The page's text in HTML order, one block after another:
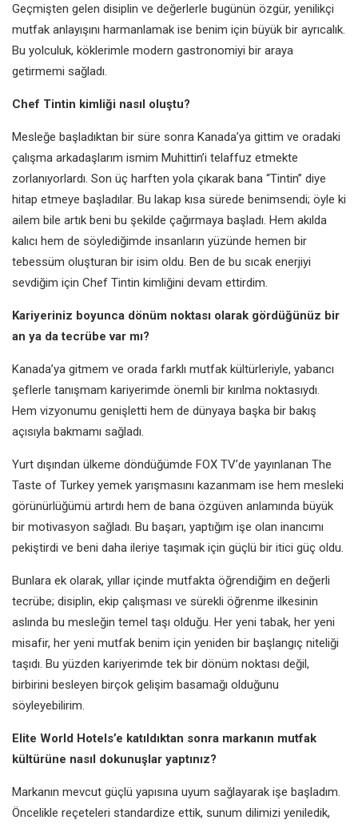
Geçmişten gelen disiplin ve değerlerle bugünün özgür, yenilikçi
mutfak anlayışını harmanlamak ise benim için büyük bir ayrıcalık.
Bu yolculuk, köklerimle modern gastronomiyi bir araya
getirmemi sağladı.
Chef Tintin kimliği nasıl oluştu?
Mesleğe başladıktan bir süre sonra Kanada’ya gittim ve oradaki
çalışma arkadaşlarım ismim Muhittin’i telaffuz etmekte
zorlanıyorlardı. Son üç harften yola çıkarak bana “Tintin” diye
hitap etmeye başladılar. Bu lakap kısa sürede benimsendi; öyle ki
ailem bile artık beni bu şekilde çağırmaya başladı. Hem akılda
kalıcı hem de söylediğimde insanların yüzünde hemen bir
tebessüm oluşturan bir isim oldu. Ben de bu sıcak enerjiyi
sevdiğim için Chef Tintin kimliğini devam ettirdim.
Kariyeriniz boyunca dönüm noktası olarak gördüğünüz bir
an ya da tecrübe var mı?
Kanada’ya gitmem ve orada farklı mutfak kültürleriyle, yabancı
şeflerle tanışmam kariyerimde önemli bir kırılma noktasıydı.
Hem vizyonumu genişletti hem de dünyaya başka bir bakış
açısıyla bakmamı sağladı.
Yurt dışından ülkeme döndüğümde FOX TV’de yayınlanan The
Taste of Turkey yemek yarışmasını kazanmam ise hem mesleki
görünürlüğümü artırdı hem de bana özgüven anlamında büyük
bir motivasyon sağladı. Bu başarı, yaptığım işe olan inancımı
pekiştirdi ve beni daha ileriye taşımak için güçlü bir itici güç oldu.
Bunlara ek olarak, yıllar içinde mutfakta öğrendiğim en değerli
tecrübe; disiplin, ekip çalışması ve sürekli öğrenme ilkesinin
aslında bu mesleğin temel taşı olduğu. Her yeni tabak, her yeni
misafir, her yeni mutfak benim için yeniden bir başlangıç niteliği
taşıdı. Bu yüzden kariyerimde tek bir dönüm noktası değil,
birbirini besleyen birçok gelişim basamağı olduğunu
söyleyebilirim.
Elite World Hotels’e katıldıktan sonra markanın mutfak
kültürüne nasıl dokunuşlar yaptınız?
Markanın mevcut güçlü yapısına uyum sağlayarak işe başladım.
Öncelikle reçeteleri standardize ettik, sunum dilimizi yeniledik,